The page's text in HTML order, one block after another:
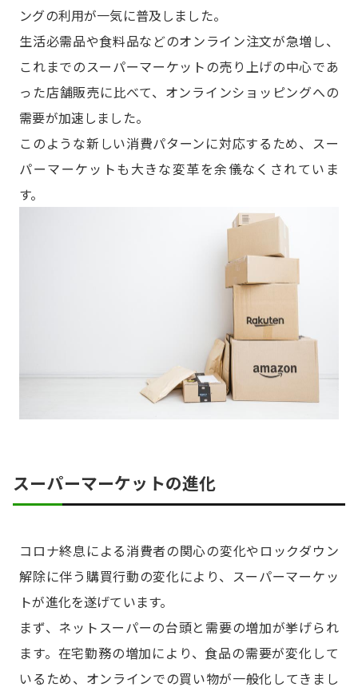
ングの利用が一気に普及しました。
生活必需品や食料品などのオンライン注文が急増し、
これまでのスーパーマーケットの売り上げの中心であ
った店舗販売に比べて、オンラインショッピングへの
需要が加速しました。
このような新しい消費パターンに対応するため、スー
パーマーケットも大きな変革を余儀なくされていま
す。
スーパーマーケットの進化
コロナ終息による消費者の関心の変化やロックダウン
解除に伴う購買行動の変化により、スーパーマーケッ
トが進化を遂げています。
まず、ネットスーパーの台頭と需要の増加が挙げられ
ます。在宅勤務の増加により、食品の需要が変化して
いるため、オンラインでの買い物が一般化してきまし